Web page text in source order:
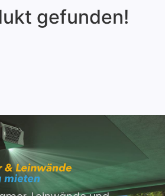
gefunden!